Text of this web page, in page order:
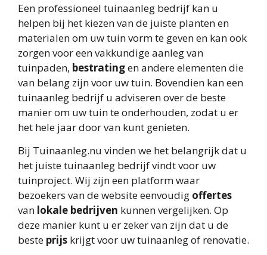
Een professioneel tuinaanleg bedrijf kan u
helpen bij het kiezen van de juiste planten en
materialen om uw tuin vorm te geven en kan ook
zorgen voor een vakkundige aanleg van
tuinpaden, bestratingen andere elementen die
van belang zijn voor uw tuin. Bovendien kan een
tuinaanleg bedrijf u adviseren over de beste
manier om uw tuin te onderhouden, zodat u er
het hele jaar door van kunt genieten.
Bij Tuinaanleg.nu vinden we het belangrijk dat u
het juiste tuinaanleg bedrijf vindt voor uw
tuinproject. Wij zijn een platform waar
bezoekers van de website eenvoudig offertes
van lokale bedrijven kunnen vergelijken. Op
deze manier kunt u er zeker van zijn dat u de
beste prijs krijgt voor uw tuinaanleg of renovatie.